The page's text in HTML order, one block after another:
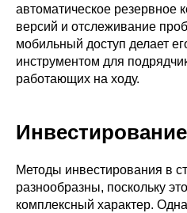
автоматическое резервное
версий и отслеживание
мобильный доступ делает
инструментом для
работающих на ходу.
Методы инвестирования в
разнообразны, поскольку
комплексный характер.